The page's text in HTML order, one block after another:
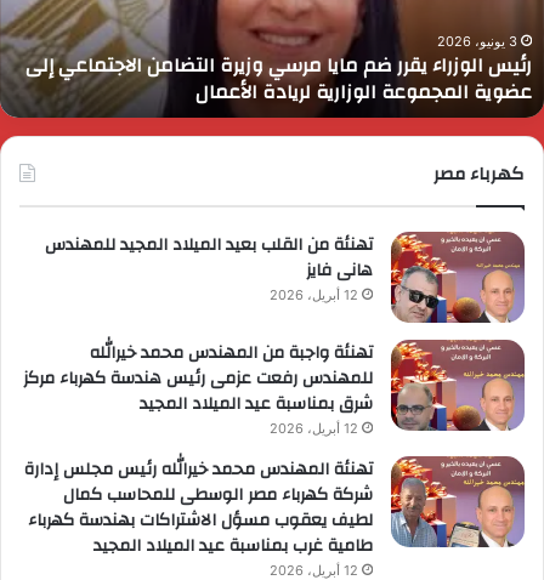
التضامن
الاجتماعي
إلى
عضوية
المجموعة
الوزارية
3 يونيو، 2026
رئيس الوزراء يقرر ضم مايا مرسي وزيرة التضامن الاجتماعي إلى
عضوية المجموعة الوزارية لريادة الأعمال
كهرباء مصر
تهنئة من القلب بعيد الميلاد المجيد للمهندس
هانى فايز
12 أبريل، 2026
تهنئة واجبة من المهندس محمد خيرالله
للمهندس رفعت عزمى رئيس هندسة كهرباء مركز
شرق بمناسبة عيد الميلاد المجيد
12 أبريل، 2026
تهنئة المهندس محمد خيرالله رئيس مجلس إدارة
شركة كهرباء مصر الوسطى للمحاسب كمال
لطيف يعقوب مسؤل الاشتراكات بهندسة كهرباء
طامية غرب بمناسبة عيد الميلاد المجيد
12 أبريل، 2026